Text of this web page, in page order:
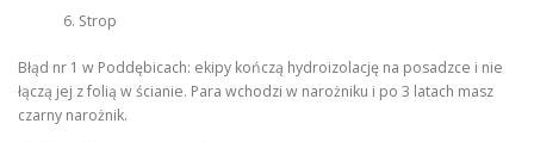
Strop
Błąd nr 1 w Poddębicach: ekipy kończą hydroizolację na posadzce i nie
łączą jej z folią w ścianie. Para wchodzi w narożniku i po 3 latach masz
czarny narożnik.